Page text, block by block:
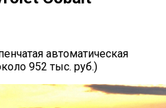
автоматическая
952 тыс. руб.)